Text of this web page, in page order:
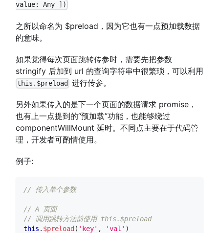
value: Any ])
之所以命名为 $preload，因为它也有一点预加载数据
的意味。
如果觉得每次页面跳转传参时，需要先把参数
stringify 后加到 url 的查询字符串中很繁琐，可以利用
this.$preload 进行传参。
另外如果传入的是下一个页面的数据请求 promise，
也有上一点提到的“预加载”功能，也能够绕过
componentWillMount 延时。不同点主要在于代码管
理，开发者可酌情使用。
例子:
// 传入单个参数
// A 页面
// 调用跳转方法前使用 this.$preload
this . $preload ( 'key' , 'val' )